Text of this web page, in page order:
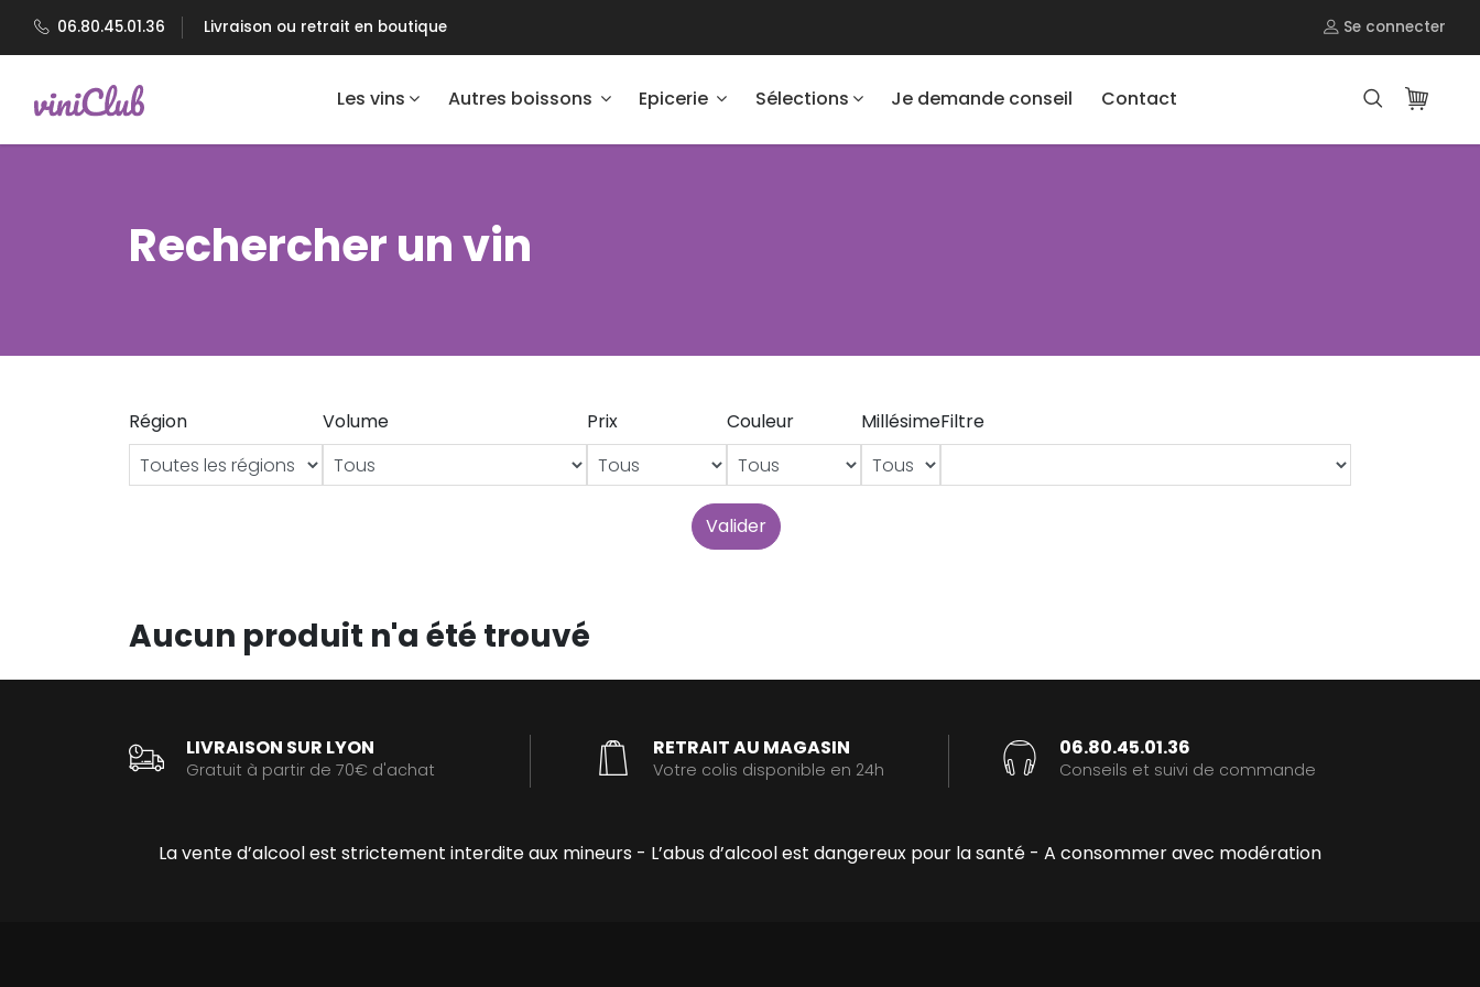
06.80.45.01.36 Livraison ou retrait en boutique Se connecter
Les vins Autres boissons Epicerie Sélections Je demande conseil Contact
Rechercher un vin
Région Volume Prix Couleur MillésimeFiltre
Valider
Aucun produit n'a été trouvé
LIVRAISON SUR LYON
Gratuit à partir de 70€ d'achat
RETRAIT AU MAGASIN
Votre colis disponible en 24h
06.80.45.01.36
Conseils et suivi de commande
La vente d’alcool est strictement interdite aux mineurs - L’abus d’alcool est dangereux pour la santé - A consommer avec modération